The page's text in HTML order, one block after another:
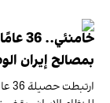
بمصالح إيران